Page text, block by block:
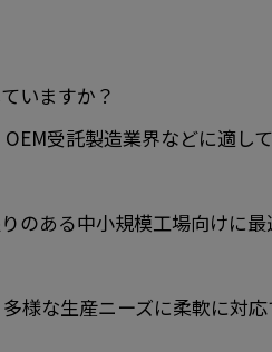
いますか？
受託製造業界などに適して
ある中小規模工場向けに最
様な生産ニーズに柔軟に対応